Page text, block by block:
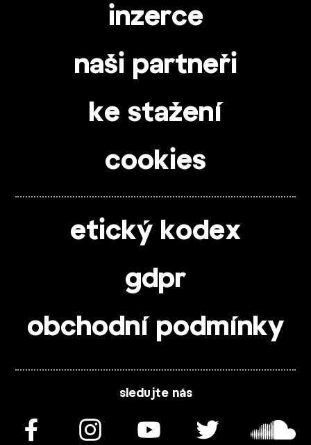
inzerce
naši partneři
ke stažení
cookies
etický kodex
gdpr
obchodní podmínky
sledujte nás